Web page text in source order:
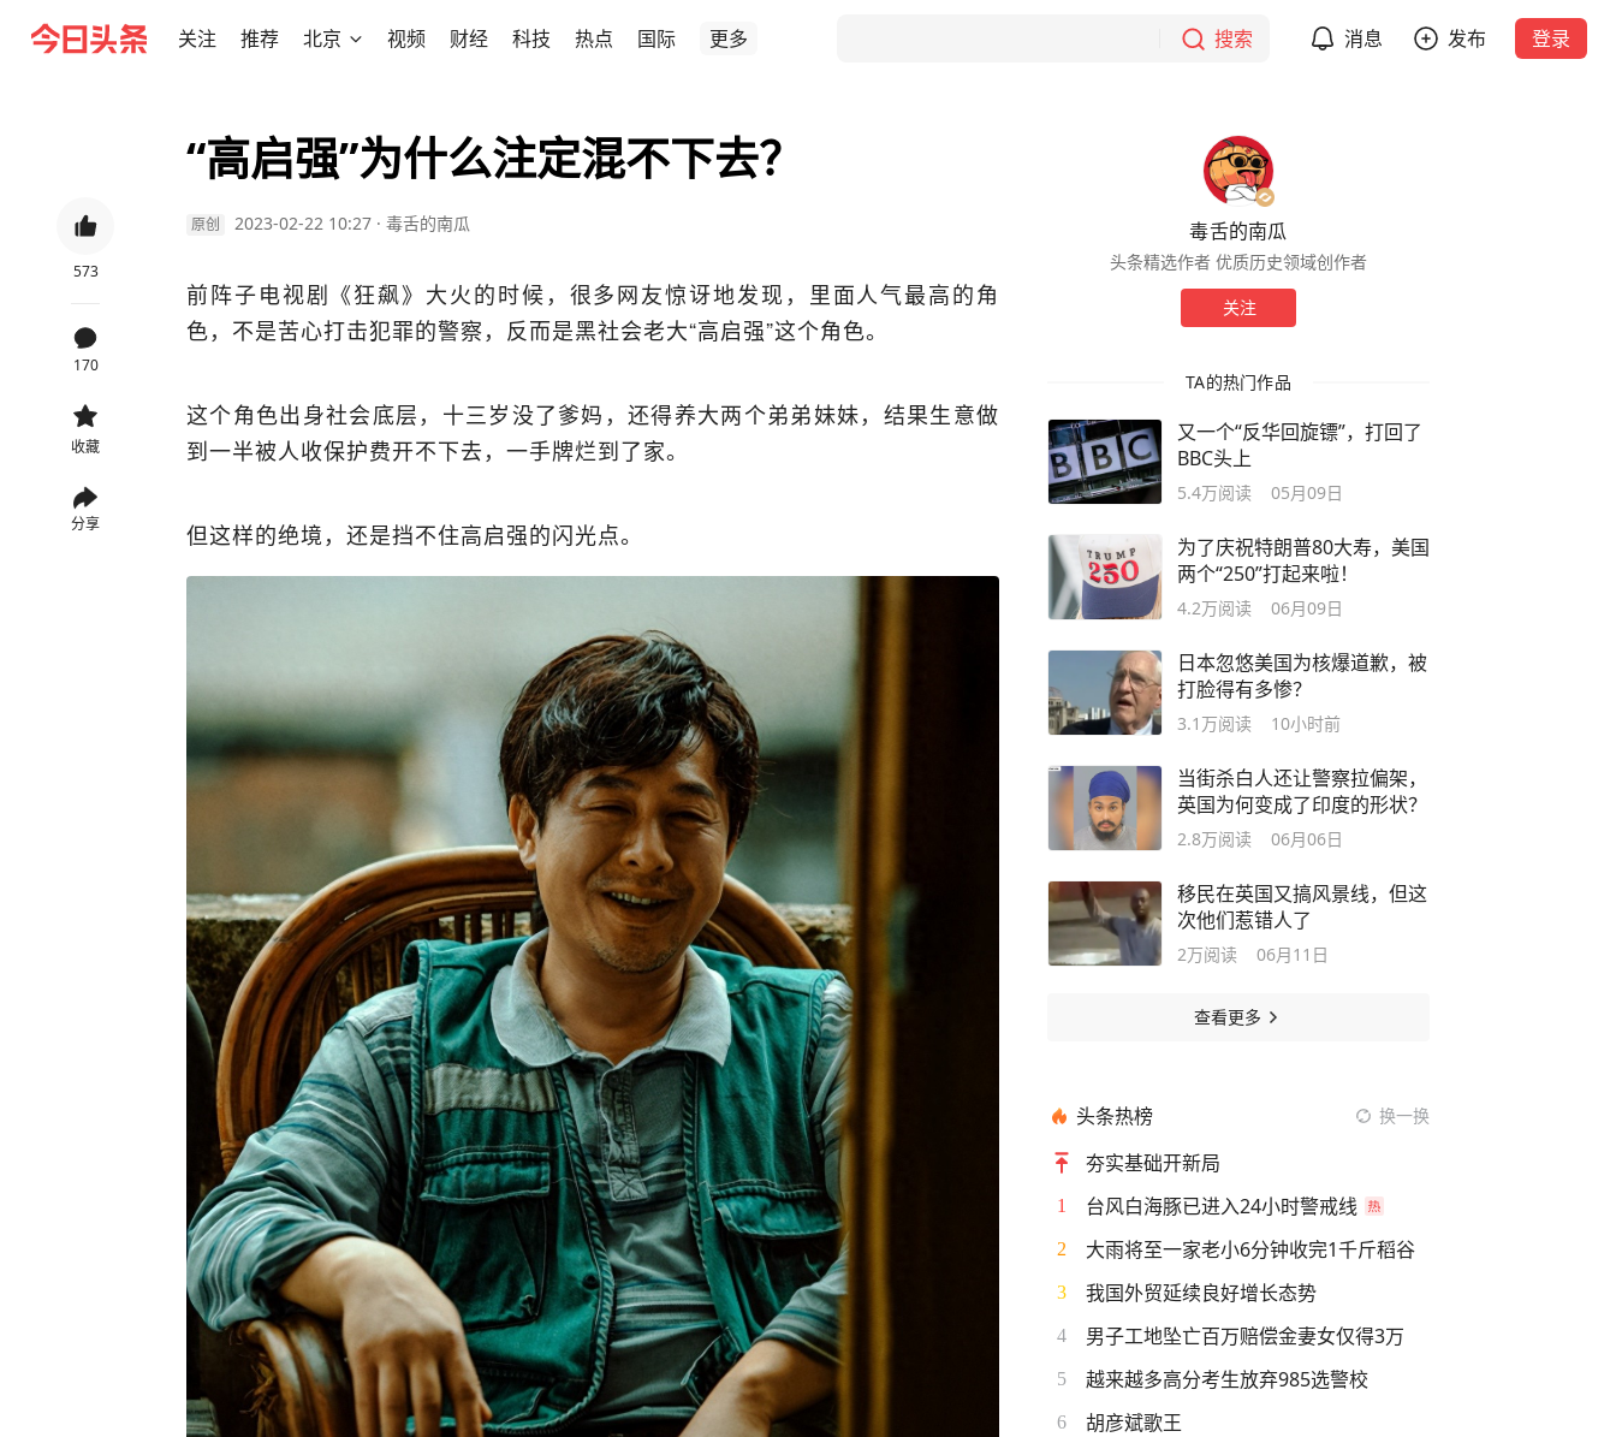
关注 推荐 北京 视频 财经 科技 热点 国际 更多 搜索 消息 发布 登录
573
170
收藏
分享
“高启强”为什么注定混不下去？
原创 2023-02-22 10:27 · 毒舌的南瓜
前阵子电视剧《狂飙》大火的时候，很多网友惊讶地发现，里面人气最高的角
色，不是苦心打击犯罪的警察，反而是黑社会老大“高启强”这个角色。
这个角色出身社会底层，十三岁没了爹妈，还得养大两个弟弟妹妹，结果生意做
到一半被人收保护费开不下去，一手牌烂到了家。
但这样的绝境，还是挡不住高启强的闪光点。
毒舌的南瓜
头条精选作者 优质历史领域创作者
关注
TA的热门作品
又一个“反华回旋镖”，打回了
BBC头上
5.4万阅读 05月09日
为了庆祝特朗普80大寿，美国
两个“250”打起来啦！
4.2万阅读 06月09日
日本忽悠美国为核爆道歉，被
打脸得有多惨？
3.1万阅读 10小时前
当街杀白人还让警察拉偏架，
英国为何变成了印度的形状？
2.8万阅读 06月06日
移民在英国又搞风景线，但这
次他们惹错人了
2万阅读 06月11日
查看更多
头条热榜 换一换
夯实基础开新局
1 台风白海豚已进入24小时警戒线
2 大雨将至一家老小6分钟收完1千斤稻谷
3 我国外贸延续良好增长态势
4 男子工地坠亡百万赔偿金妻女仅得3万
5 越来越多高分考生放弃985选警校
6 胡彦斌歌王